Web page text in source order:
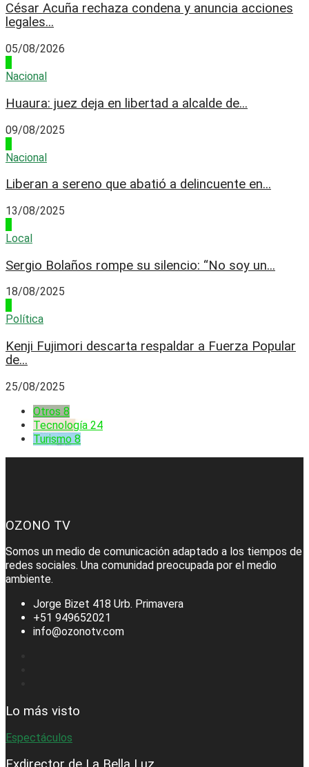
César Acuña rechaza condena y anuncia acciones
legales...
05/08/2026
Nacional
Huaura: juez deja en libertad a alcalde de...
09/08/2025
Nacional
Liberan a sereno que abatió a delincuente en...
13/08/2025
Local
Sergio Bolaños rompe su silencio: “No soy un...
18/08/2025
Política
Kenji Fujimori descarta respaldar a Fuerza Popular
de...
25/08/2025
Otros 8
Tecnología 24
Turismo 8
OZONO TV
Somos un medio de comunicación adaptado a los tiempos de
redes sociales. Una comunidad preocupada por el medio
ambiente.
Jorge Bizet 418 Urb. Primavera
+51 949652021
info@ozonotv.com
Lo más visto
Espectáculos